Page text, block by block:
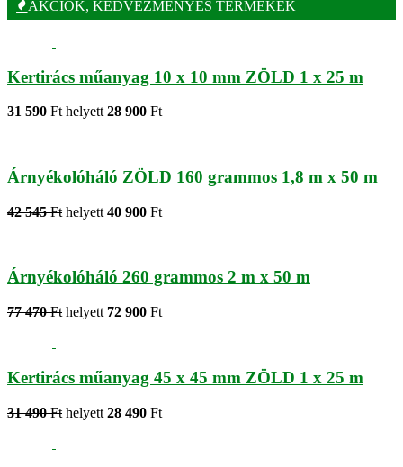
AKCIÓK, KEDVEZMÉNYES TERMÉKEK
Kertirács műanyag 10 x 10 mm ZÖLD 1 x 25 m
31 590 Ft helyett 28 900 Ft
Árnyékolóháló ZÖLD 160 grammos 1,8 m x 50 m
42 545 Ft helyett 40 900 Ft
Árnyékolóháló 260 grammos 2 m x 50 m
77 470 Ft helyett 72 900 Ft
Kertirács műanyag 45 x 45 mm ZÖLD 1 x 25 m
31 490 Ft helyett 28 490 Ft